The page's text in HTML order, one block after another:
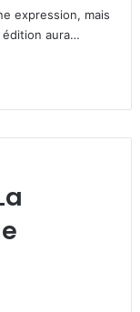
expression, mais
édition aura…